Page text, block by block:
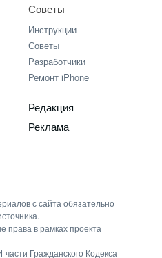
Советы
Инструкции
Советы
Разработчики
Ремонт iPhone
Редакция
Реклама
с сайта обязательно
права в рамках проекта
Гражданского Кодекса